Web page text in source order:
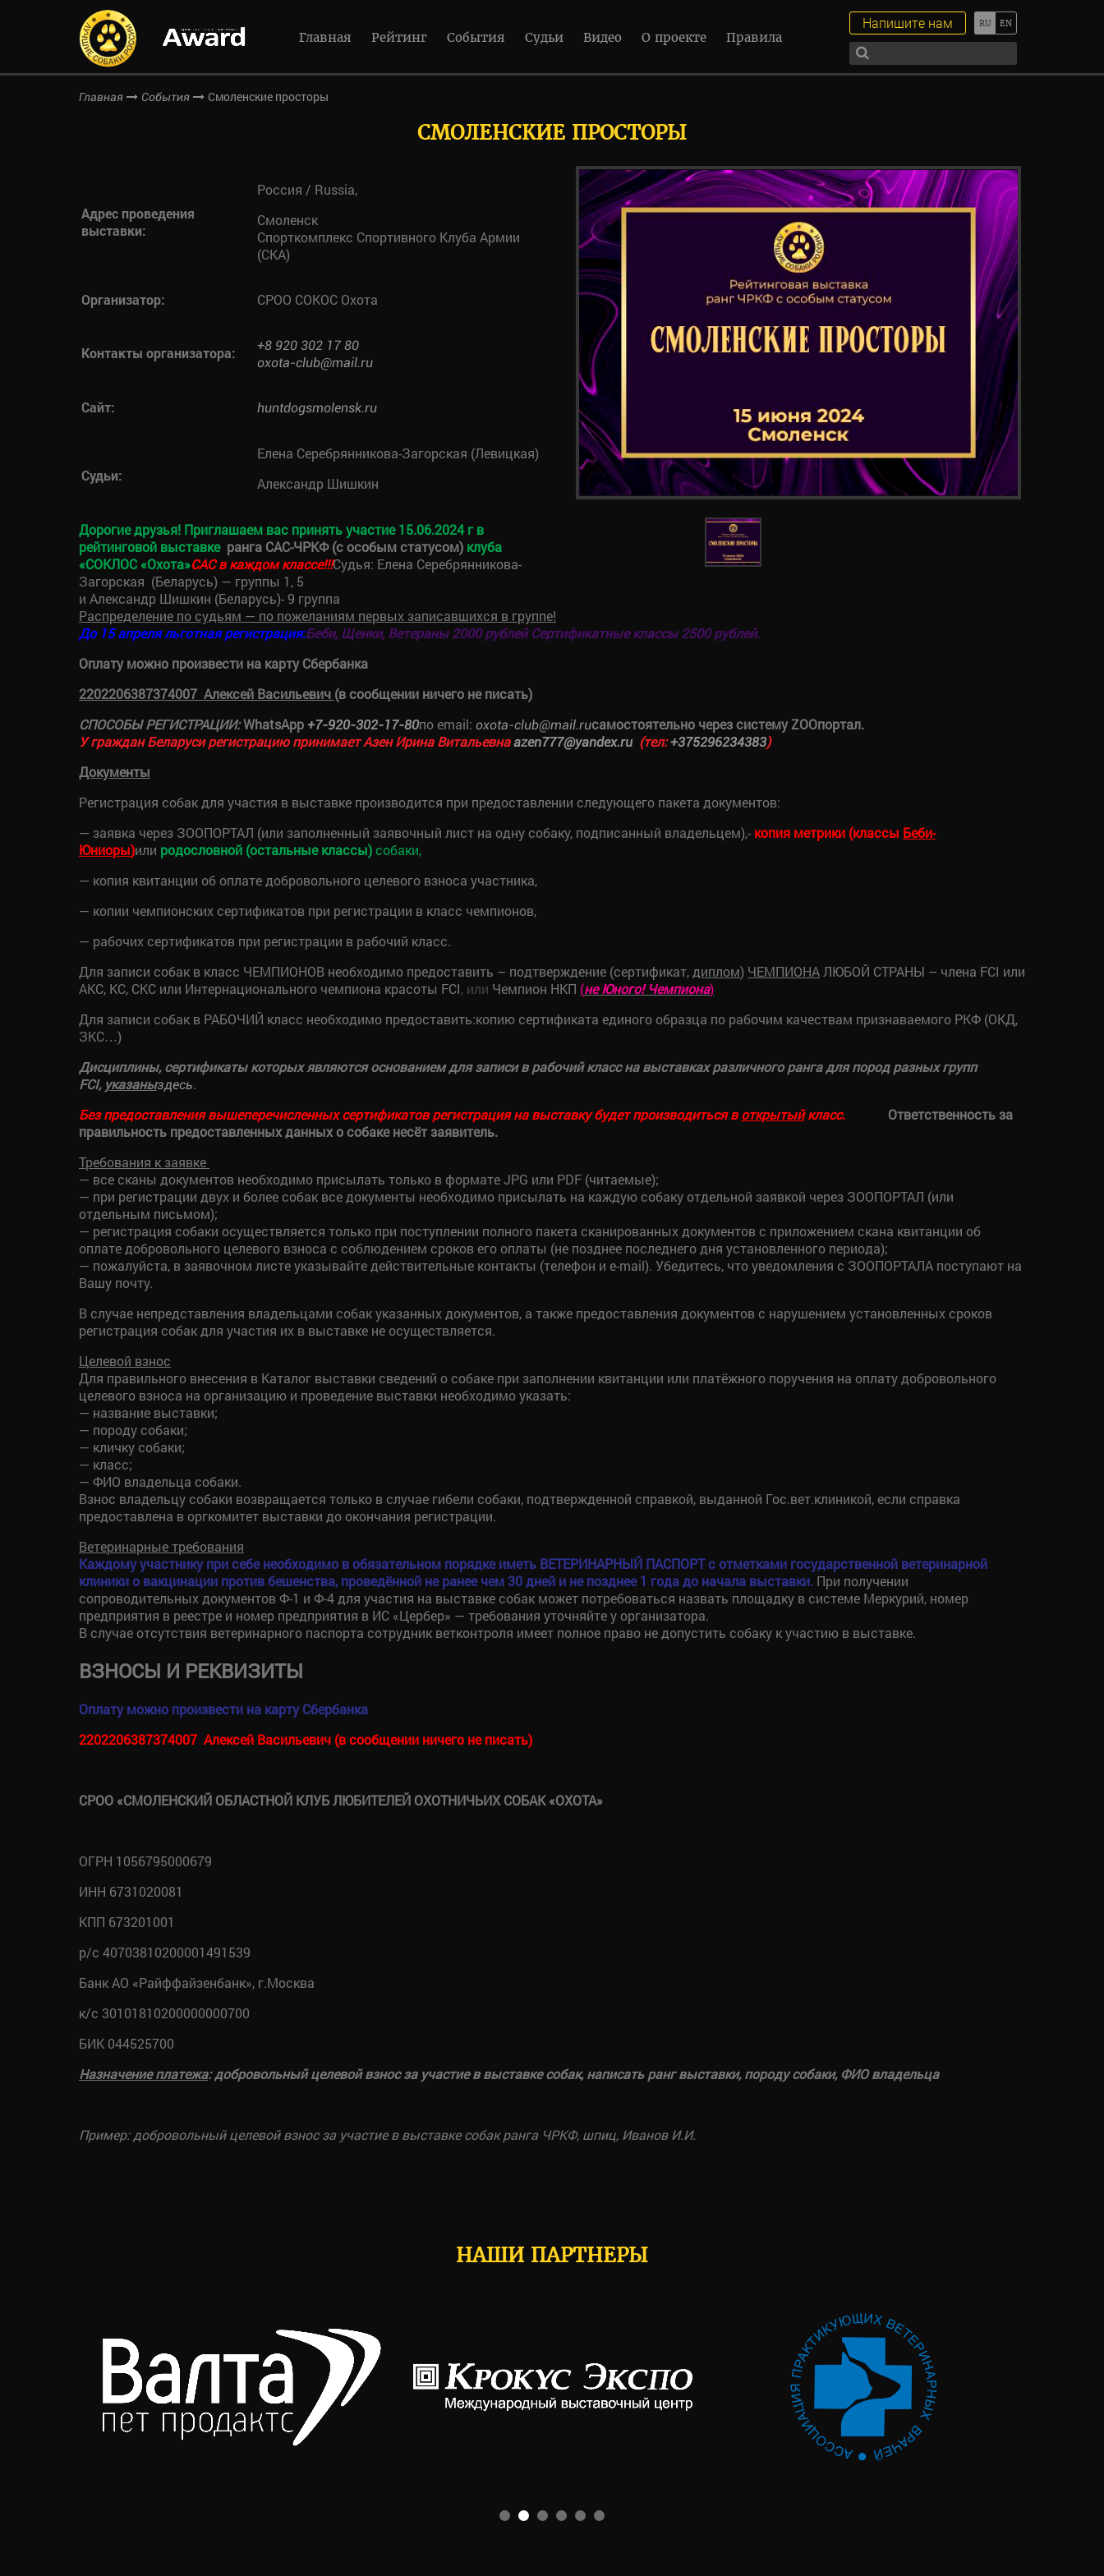
Главная Рейтинг События Судьи Видео О проекте Правила
Напишите нам
Главная События Смоленские просторы
СМОЛЕНСКИЕ ПРОСТОРЫ
Адрес проведения
выставки:
Россия / Russia,
Смоленск
Спорткомплекс Спортивного Клуба Армии
(СКА)
Организатор: СРОО СОКОС Охота
Контакты организатора:
+8 920 302 17 80
oxota-club@mail.ru
Сайт: huntdogsmolensk.ru
Судьи:
Елена Серебрянникова-Загорская (Левицкая)
Александр Шишкин
Дорогие друзья! Приглашаем вас принять участие 15.06.2024 г в
рейтинговой выставкеранга САС-ЧРКФ (с особым статусом) клуба
«СОКЛОС «Охота»САС в каждом классе!!!Судья: Елена Серебрянникова-
Загорская (Беларусь) — группы 1, 5
и Александр Шишкин (Беларусь)- 9 группа
Распределение по судьям — по пожеланиям первых записавшихся в группе!
До 15 апреля льготная регистрация:Беби, Щенки, Ветераны 2000 рублейСертификатные классы 2500 рублей.
Оплату можно произвести на карту Сбербанка
2202206387374007 Алексей Васильевич (в сообщении ничего не писать)
СПОСОБЫ РЕГИСТРАЦИИ:WhatsApp +7-920-302-17-80по email: oxota-club@mail.ruсамостоятельно через систему ZOOпортал.
У граждан Беларуси регистрацию принимает Азен Ирина Витальевнаazen777@yandex.ru(тел:+375296234383)
Документы
Регистрация собак для участия в выставке производится при предоставлении следующего пакета документов:
— заявка через ЗООПОРТАЛ (или заполненный заявочный лист на одну собаку, подписанный владельцем),- копия метрики (классы Беби-
Юниоры)или родословной (остальные классы)собаки,
— копия квитанции об оплате добровольного целевого взноса участника,
— копии чемпионских сертификатов при регистрации в класс чемпионов,
— рабочих сертификатов при регистрации в рабочий класс.
Для записи собак в класс ЧЕМПИОНОВ необходимо предоставить – подтверждение (сертификат, диплом) ЧЕМПИОНА ЛЮБОЙ СТРАНЫ – члена FCI или
АКС, КС, СКС или Интернационального чемпиона красоты FCI, или Чемпион НКП (не Юного! Чемпиона)
Для записи собак в РАБОЧИЙ класс необходимо предоставить:копию сертификата единого образца по рабочим качествам признаваемого РКФ (ОКД,
ЗКС…)
Дисциплины, сертификаты которых являются основанием для записи в рабочий класс на выставках различного ранга для пород разных групп
FCI, указаныздесь.
Без предоставления вышеперечисленных сертификатов регистрация на выставку будет производиться воткрытыйкласс.
Ответственность за
правильность предоставленных данных о собаке несёт заявитель.
Требования к заявке
— все сканы документов необходимо присылать только в формате JPG или PDF (читаемые);
— при регистрации двух и более собак все документы необходимо присылать на каждую собаку отдельной заявкой через ЗООПОРТАЛ (или
отдельным письмом);
— регистрация собаки осуществляется только при поступлении полного пакета сканированных документов с приложением скана квитанции об
оплате добровольного целевого взноса с соблюдением сроков его оплаты (не позднее последнего дня установленного периода);
— пожалуйста, в заявочном листе указывайте действительные контакты (телефон и e-mail). Убедитесь, что уведомления с ЗООПОРТАЛА поступают на
Вашу почту.
В случае непредставления владельцами собак указанных документов, а также предоставления документов с нарушением установленных сроков
регистрация собак для участия их в выставке не осуществляется.
Целевой взнос
Для правильного внесения в Каталог выставки сведений о собаке при заполнении квитанции или платёжного поручения на оплату добровольного
целевого взноса на организацию и проведение выставки необходимо указать:
— название выставки;
— породу собаки;
— кличку собаки;
— класс;
— ФИО владельца собаки.
Взнос владельцу собаки возвращается только в случае гибели собаки, подтвержденной справкой, выданной Гос.вет.клиникой, если справка
предоставлена в оргкомитет выставки до окончания регистрации.
Ветеринарные требования
Каждому участнику при себе необходимо в обязательном порядке иметь ВЕТЕРИНАРНЫЙ ПАСПОРТ с отметками государственной ветеринарной
клиники о вакцинации против бешенства, проведённой не ранее чем 30 дней и не позднее 1 года до начала выставки. При получении
сопроводительных документов Ф-1 и Ф-4 для участия на выставке собак может потребоваться назвать площадку в системе Меркурий, номер
предприятия в реестре и номер предприятия в ИС «Цербер» — требования уточняйте у организатора.
В случае отсутствия ветеринарного паспорта сотрудник ветконтроля имеет полное право не допустить собаку к участию в выставке.
ВЗНОСЫ И РЕКВИЗИТЫ
Оплату можно произвести на карту Сбербанка
2202206387374007 Алексей Васильевич (в сообщении ничего не писать)
СРОО «СМОЛЕНСКИЙ ОБЛАСТНОЙ КЛУБ ЛЮБИТЕЛЕЙ ОХОТНИЧЬИХ СОБАК «ОХОТА»
ОГРН 1056795000679
ИНН 6731020081
КПП 673201001
р/с 40703810200001491539
Банк АО «Райффайзенбанк», г.Москва
к/с 30101810200000000700
БИК 044525700
Назначение платежа: добровольный целевой взнос за участие в выставке собак, написать ранг выставки, породу собаки, ФИО владельца
Пример: добровольный целевой взнос за участие в выставке собак ранга ЧРКФ, шпиц, Иванов И.И.
НАШИ ПАРТНЕРЫ